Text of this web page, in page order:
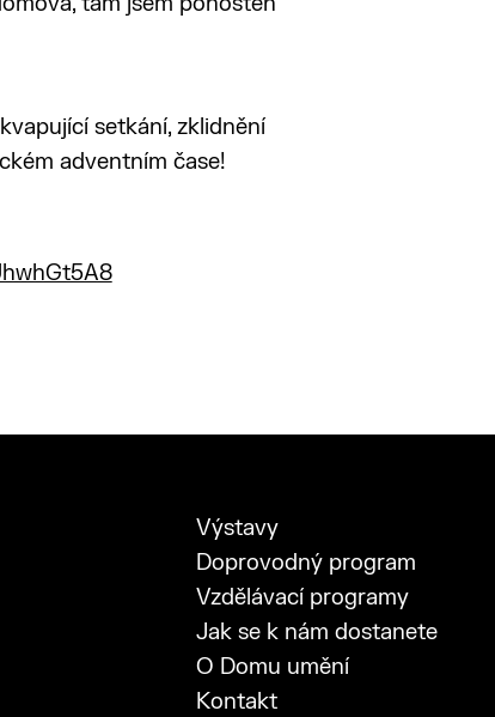
setkání, zklidnění
adventním čase!
Výstavy
Doprovodný program
Vzdělávací programy
Jak se k nám dostanete
O Domu umění
Kontakt